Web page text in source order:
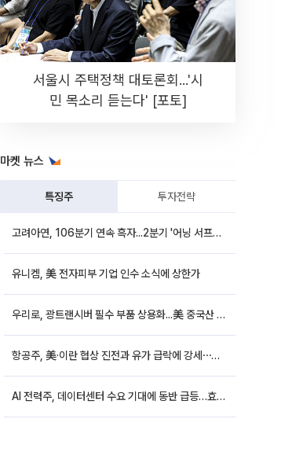
서울시 주택정책 대토론회...'시
민 목소리 듣는다' [포토]
마켓 뉴스
특징주 투자전략
고려아연, 106분기 연속 흑자...2분기 '어닝 서프라이즈'에 장 초반 12%대 강세
유니켐, 美 전자피부 기업 인수 소식에 상한가
우리로, 광트랜시버 필수 부품 상용화...美 중국산 퇴출 추진에 상승세
항공주, 美·이란 협상 진전과 유가 급락에 강세⋯한진칼 8%↑
AI 전력주, 데이터센터 수요 기대에 동반 급등…효성중공업 10%↑